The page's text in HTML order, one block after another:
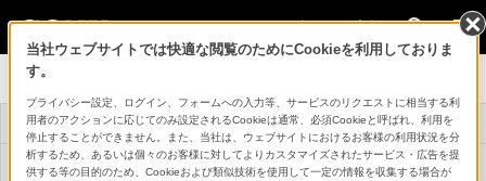
法人のお客様
ラージセンサーカメラ
トップ 商品一覧 関連資料 事例紹介
テクニカルナレッジ
アプリケーションソ
フトウェア
機器アップデートフ
ァームウェア
当社ウェブサイトでは快適な閲覧のためにCookieを利用しておりま
す。
プライバシー設定、ログイン、フォームへの入力等、サービスのリクエストに相当する利
用者のアクションに応じてのみ設定されるCookieは通常、必須Cookieと呼ばれ、利用を
停止することができません。また、当社は、ウェブサイトにおけるお客様の利用状況を分
析するため、あるいは個々のお客様に対してよりカスタマイズされたサービス・広告を提
供する等の目的のため、Cookieおよび類似技術を使用して一定の情報を収集する場合が